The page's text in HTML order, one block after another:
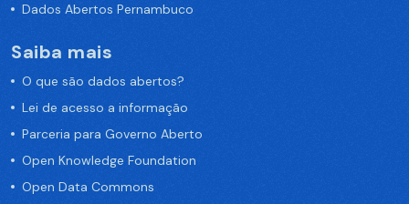
Dados Abertos Pernambuco
Saiba mais
O que são dados abertos?
Lei de acesso a informação
Parceria para Governo Aberto
Open Knowledge Foundation
Open Data Commons